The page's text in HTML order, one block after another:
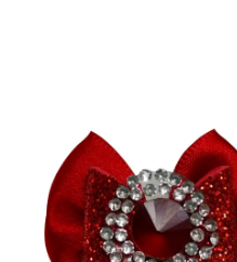
Slim
Splash